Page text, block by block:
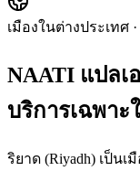
เมืองในต่างประเทศ ·
NAATI แปลเ
บริการเฉพาะ
ริยาด (Riyadh) เป็น